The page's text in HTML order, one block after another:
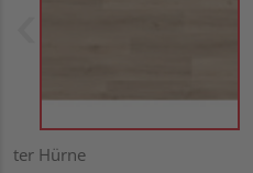
ter Hürne